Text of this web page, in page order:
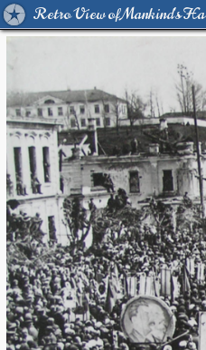
Retro View of Mankind's